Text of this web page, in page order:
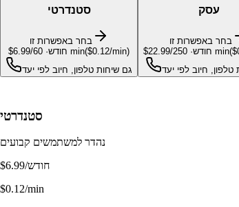
סטנדרטי
בחר באפשרות זו
$6.99
/חודש·
60 min($0.12/min)
גם שיחות טלפון, חיוב לפי יעד
עסק
בחר באפשרות זו
$22.99
/חודש·
250 min(
טלפון, חיוב לפי יעד
סטנדרטי
נהדר למשתמשים קבועים
$6.99 /חודש
$0.12/min